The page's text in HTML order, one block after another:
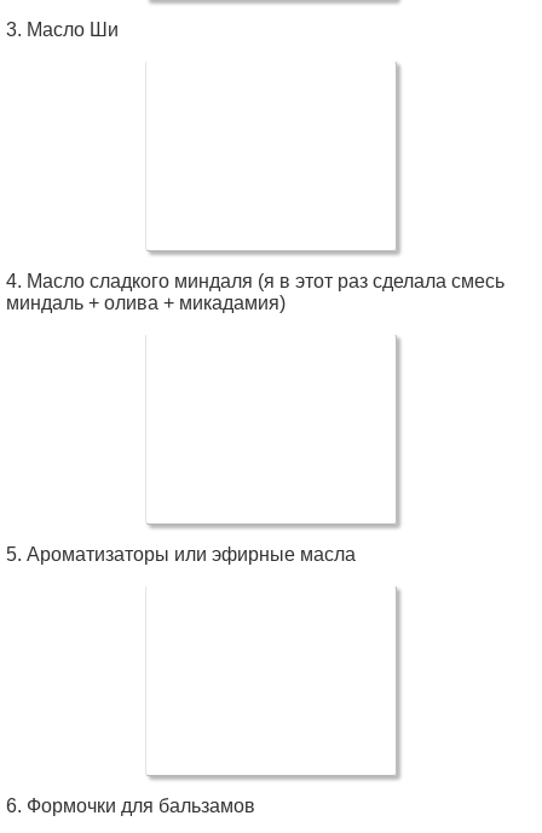
3. Масло Ши
4. Масло сладкого миндаля (я в этот раз сделала смесь
миндаль + олива + микадамия)
5. Ароматизаторы или эфирные масла
6. Формочки для бальзамов